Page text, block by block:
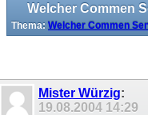
Welcher Commen
Thema: Welcher Commen
Mister Würzig:
19.08.2004 14:29